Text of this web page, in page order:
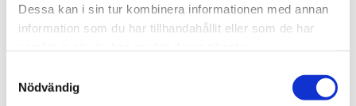
Dessa kan i sin tur kombinera informationen med annan
information som du har tillhandahållit eller som de har
Nödvändig